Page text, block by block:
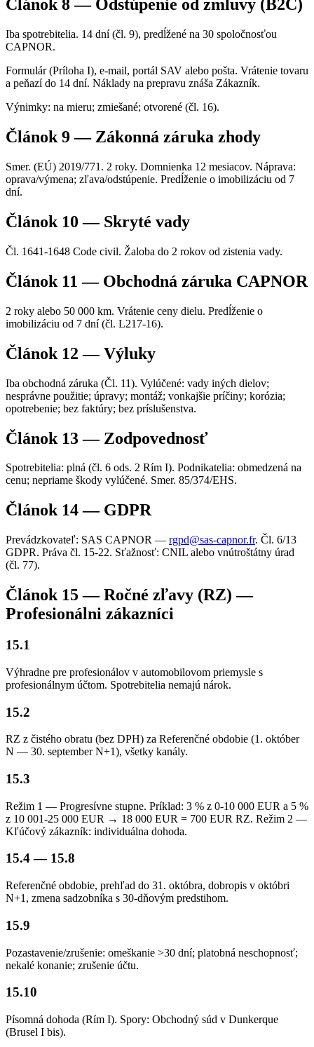
Článok 8 — Odstúpenie od zmluvy (B2C)
Iba spotrebitelia. 14 dní (čl. 9), predĺžené na 30 spoločnosťou
CAPNOR.
Formulár (Príloha I), e-mail, portál SAV alebo pošta. Vrátenie tovaru
a peňazí do 14 dní. Náklady na prepravu znáša Zákazník.
Výnimky: na mieru; zmiešané; otvorené (čl. 16).
Článok 9 — Zákonná záruka zhody
Smer. (EÚ) 2019/771. 2 roky. Domnienka 12 mesiacov. Náprava:
oprava/výmena; zľava/odstúpenie. Predĺženie o imobilizáciu od 7
dní.
Článok 10 — Skryté vady
Čl. 1641-1648 Code civil. Žaloba do 2 rokov od zistenia vady.
Článok 11 — Obchodná záruka CAPNOR
2 roky alebo 50 000 km. Vrátenie ceny dielu. Predĺženie o
imobilizáciu od 7 dní (čl. L217-16).
Článok 12 — Výluky
Iba obchodná záruka (Čl. 11). Vylúčené: vady iných dielov;
nesprávne použitie; úpravy; montáž; vonkajšie príčiny; korózia;
opotrebenie; bez faktúry; bez príslušenstva.
Článok 13 — Zodpovednosť
Spotrebitelia: plná (čl. 6 ods. 2 Rím I). Podnikatelia: obmedzená na
cenu; nepriame škody vylúčené. Smer. 85/374/EHS.
Článok 14 — GDPR
Prevádzkovateľ: SAS CAPNOR — rgpd@sas-capnor.fr. Čl. 6/13
GDPR. Práva čl. 15-22. Sťažnosť: CNIL alebo vnútroštátny úrad
(čl. 77).
Článok 15 — Ročné zľavy (RZ) —
Profesionálni zákazníci
15.1
Výhradne pre profesionálov v automobilovom priemysle s
profesionálnym účtom. Spotrebitelia nemajú nárok.
15.2
RZ z čistého obratu (bez DPH) za Referenčné obdobie (1. október
N — 30. september N+1), všetky kanály.
15.3
Režim 1 — Progresívne stupne. Príklad: 3 % z 0-10 000 EUR a 5 %
z 10 001-25 000 EUR → 18 000 EUR = 700 EUR RZ. Režim 2 —
Kľúčový zákazník: individuálna dohoda.
15.4 — 15.8
Referenčné obdobie, prehľad do 31. októbra, dobropis v októbri
N+1, zmena sadzobníka s 30-dňovým predstihom.
15.9
Pozastavenie/zrušenie: omeškanie >30 dní; platobná neschopnosť;
nekalé konanie; zrušenie účtu.
15.10
Písomná dohoda (Rím I). Spory: Obchodný súd v Dunkerque
(Brusel I bis).